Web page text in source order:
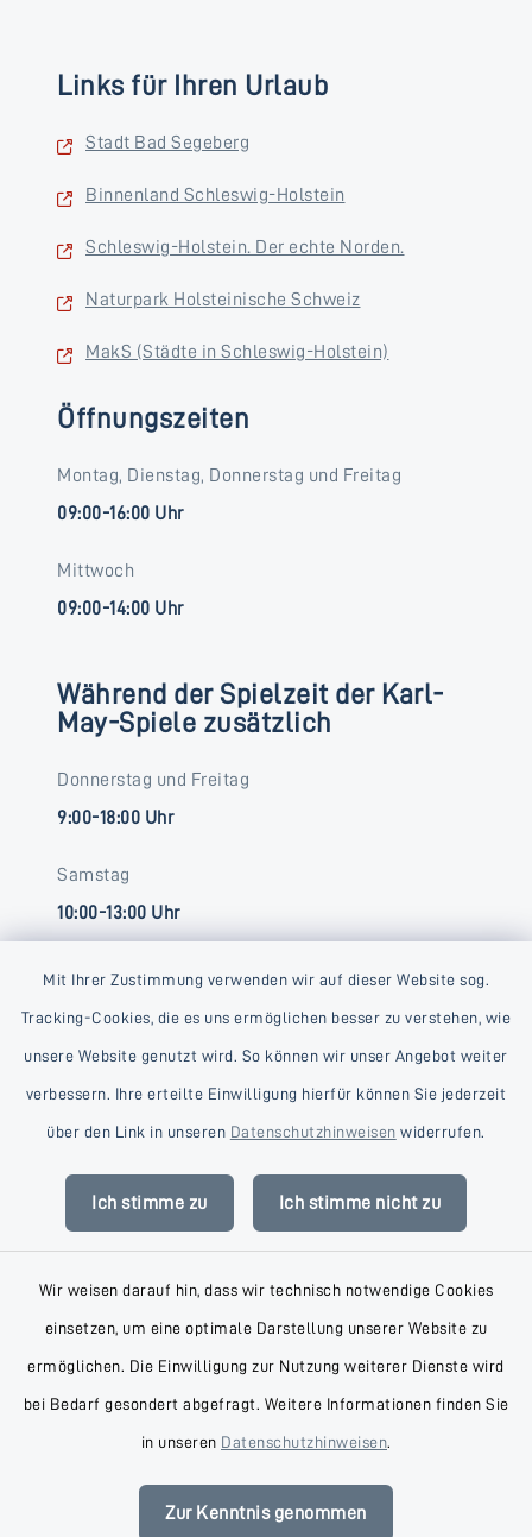
Mit Ihrer Zustimmung verwenden wir auf dieser Website sog.
Tracking-Cookies, die es uns ermöglichen besser zu verstehen, wie
unsere Website genutzt wird. So können wir unser Angebot weiter
verbessern. Ihre erteilte Einwilligung hierfür können Sie jederzeit
über den Link in unseren Datenschutzhinweisen widerrufen.
Ich stimme zu Ich stimme nicht zu
Wir weisen darauf hin, dass wir technisch notwendige Cookies
einsetzen, um eine optimale Darstellung unserer Website zu
ermöglichen. Die Einwilligung zur Nutzung weiterer Dienste wird
bei Bedarf gesondert abgefragt. Weitere Informationen finden Sie
in unseren Datenschutzhinweisen.
Zur Kenntnis genommen
Links für Ihren Urlaub
Stadt Bad Segeberg
Binnenland Schleswig-Holstein
Schleswig-Holstein. Der echte Norden.
Naturpark Holsteinische Schweiz
MakS (Städte in Schleswig-Holstein)
Öffnungszeiten
Montag, Dienstag, Donnerstag und Freitag
09:00-16:00 Uhr
Mittwoch
09:00-14:00 Uhr
Während der Spielzeit der Karl-
May-Spiele zusätzlich
Donnerstag und Freitag
9:00-18:00 Uhr
Samstag
10:00-13:00 Uhr
Kontakt
Datenschutz
Impressum
Sitemap